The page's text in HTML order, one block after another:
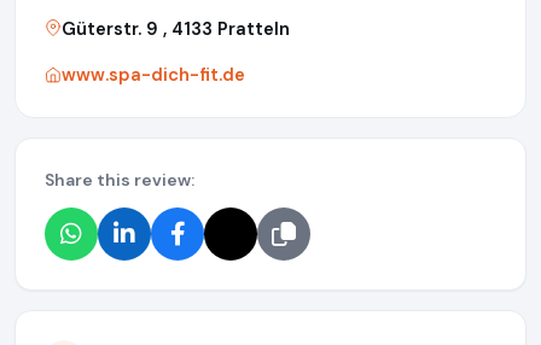
Güterstr. 9 , 4133 Pratteln
www.spa-dich-fit.de
Share this review: